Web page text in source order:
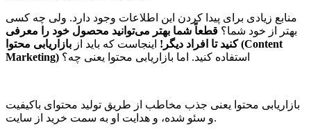
منابع زیادی برای پیدا کردن این اطلاعات وجود دارد. ولی چه کسی
بهتر از خود شما؟ قطعاً شما بهتر می‌توانید محصول خود را معرفی
کنید تا افراد دیگر! اینجاست که باید از بازاریابی محتوا (Content
Marketing) استفاده کنید. اما بازاریابی محتوا یعنی چه؟
بازاریابی محتوا یعنی جذب مخاطب از طریق تولید محتوای باکیفیت
و سئو شده، و هدایت او به سمت خرید از سایت.